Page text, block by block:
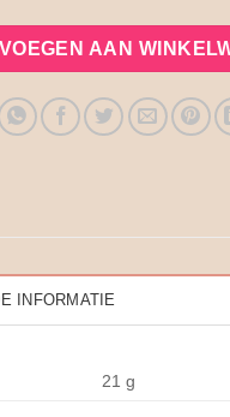
AAN
INFORMATIE
21 g